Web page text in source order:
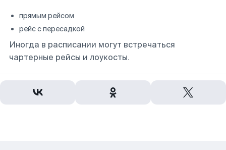
прямым рейсом
рейс с пересадкой
Иногда в расписании могут встречаться
чартерные рейсы и лоукосты.